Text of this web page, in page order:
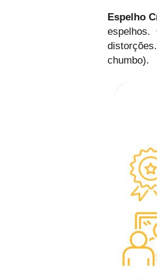
Espelho
chumbo).